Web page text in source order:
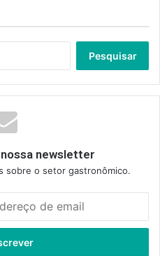
newsletter
sobre o setor gastronômico.